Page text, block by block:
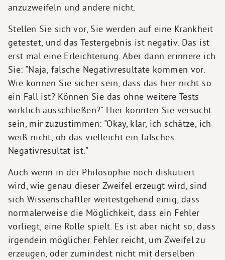
anzuzweifeln und andere nicht.
Stellen Sie sich vor, Sie werden auf eine Krankheit
getestet, und das Testergebnis ist negativ. Das ist
erst mal eine Erleichterung. Aber dann erinnere ich
Sie: "Naja, falsche Negativresultate kommen vor.
Wie können Sie sicher sein, dass das hier nicht so
ein Fall ist? Können Sie das ohne weitere Tests
wirklich ausschließen?" Hier könnten Sie versucht
sein, mir zuzustimmen: "Okay, klar, ich schätze, ich
weiß nicht, ob das vielleicht ein falsches
Negativresultat ist."
Auch wenn in der Philosophie noch diskutiert
wird, wie genau dieser Zweifel erzeugt wird, sind
sich Wissenschaftler weitestgehend einig, dass
normalerweise die Möglichkeit, dass ein Fehler
vorliegt, eine Rolle spielt. Es ist aber nicht so, dass
irgendein möglicher Fehler reicht, um Zweifel zu
erzeugen, oder zumindest nicht mit derselben